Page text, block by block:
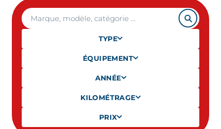
TYPE
ÉQUIPEMENT
ANNÉE
KILOMÉTRAGE
PRIX